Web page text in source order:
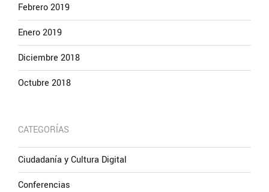
Febrero 2019
Enero 2019
Diciembre 2018
Octubre 2018
CATEGORÍAS
Ciudadanía y Cultura Digital
Conferencias